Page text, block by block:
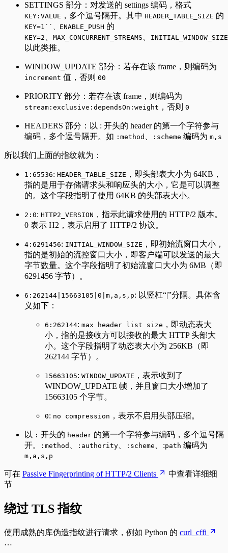
SETTINGS 部分：对发送的 settings 编码，格式
KEY:VALUE ，多个逗号隔开。其中 HEADER_TABLE_SIZE 的
KEY=1``、ENABLE_PUSH 的
KEY=2 MAX_CONCURRENT_STREAMS INITIAL_WINDOW_SIZE
以此类推。
WINDOW_UPDATE 部分：若存在该 frame，则编码为
increment 值，否则 00
PRIORITY 部分：若存在该 frame，则编码为
stream:exclusive:dependsOn:weight ，否则 0
HEADERS 部分：以 : 开头的 header 的第一个字符参与
编码，多个逗号隔开。如 :method :scheme 编码为 m,s
所以我们上面的指纹就为：
1:65536: HEADER_TABLE_SIZE ，即头部表大小为 64KB，
指的是用于存储请求头和响应头的大小，它是可以调整
的。这个字段指明了使用 64KB 的头部表大小。
2:0: HTTP2_VERSION ，指示此请求使用的 HTTP/2 版本。
0 表示 H2，表示启用了 HTTP/2 协议。
4:6291456: INITIAL_WINDOW_SIZE ，即初始流窗口大小，
指的是初始的流控窗口大小，即客户端可以发送的最大
字节数量。这个字段指明了初始流窗口大小为 6MB（即
6291456 字节）。
6:262144|15663105|0|m,a,s,p: 以竖杠“|”分隔。具体含
义如下：
6:262144: max header list size ，即动态表大
小，指的是接收方可以接收的最大 HTTP 头部大
小。这个字段指明了动态表大小为 256KB（即
262144 字节）。
15663105: WINDOW_UPDATE ，表示收到了
WINDOW_UPDATE 帧，并且窗口大小增加了
15663105 个字节。
0: no compression ，表示不启用头部压缩。
以 : 开头的 header 的第一个字符参与编码，多个逗号隔
开。
:method :authority :scheme 、:path 编码为
m,a,s,p
可在 Passive Fingerprinting of HTTP/2 Clients
中查看详细细
节
绕过 TLS 指纹
使用成熟的库伪造指纹进行请求，例如 Python 的 curl_cffi
…